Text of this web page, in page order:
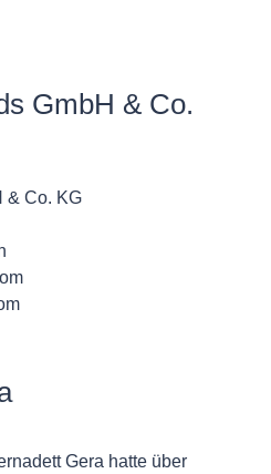
GmbH & Co.
& Co. KG
Gera hatte über